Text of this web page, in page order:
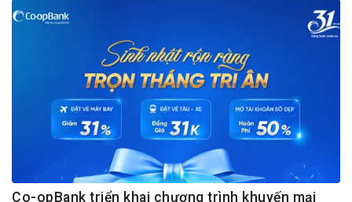
Co-opBank triển khai chương trình khuyến mại